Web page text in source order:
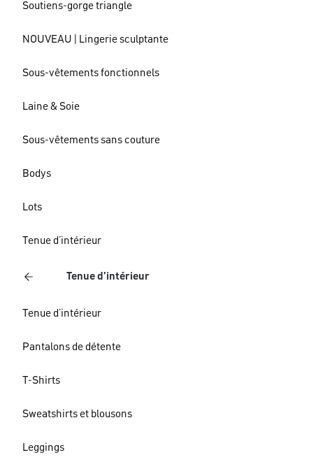
Soutiens-gorge triangle
NOUVEAU | Lingerie sculptante
Sous-vêtements fonctionnels
Laine & Soie
Sous-vêtements sans couture
Bodys
Lots
Tenue d’intérieur
Tenue d’intérieur
Tenue d’intérieur
Pantalons de détente
T-Shirts
Sweatshirts et blousons
Leggings